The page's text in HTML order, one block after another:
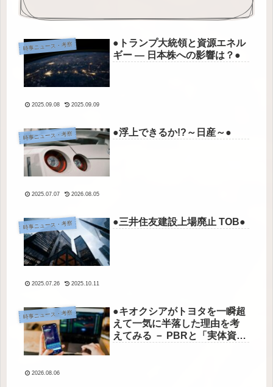
時事ニュース・考察
●トランプ大統領と資源エネル
ギー ― 日本株への影響は？●
2025.09.08 2025.09.09
時事ニュース・考察 ●浮上できるか!?～日産～●
2025.07.07 2026.08.05
時事ニュース・考察 ●三井住友建設上場廃止 TOB●
2025.07.26 2025.10.11
時事ニュース・考察
●キオクシアがトヨタを一瞬超
えて一気に半落した理由を考
えてみる － PBRと「実体資
2026.08.06